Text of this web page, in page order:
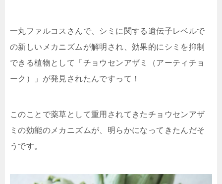
一丸ファルコスさんで、シミに関する遺伝子レベルで
の新しいメカニズムが解明され、 効果的にシミを抑制
できる植物として「チョウセンアザミ（アーティチョ
ーク）」 が発見されたんですって！
このことで薬草として重用されてきたチョウセンアザ
ミの効能のメカニズムが、明らかになってきたんだそ
うです。